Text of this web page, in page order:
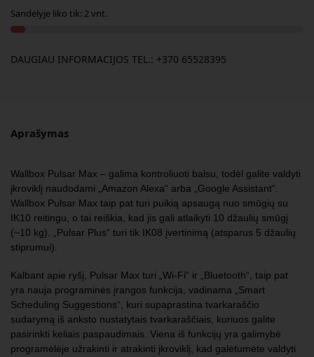
Sandėlyje liko tik: 2 vnt.
DAUGIAU INFORMACIJOS TEL.: +370 65528395
Aprašymas
Wallbox Pulsar Max – galima kontroliuoti balsu, todėl galite valdyti
įkroviklį naudodami „Amazon Alexa“ arba „Google Assistant“.
Wallbox Pulsar Max taip pat turi puikią apsaugą nuo smūgių su
IK10 reitingu, o tai reiškia, kad jis gali atlaikyti 10 džaulių smūgį
(~10 kg). „Pulsar Plus“ turi tik IK08 įvertinimą (atsparus 5 džaulių
stiprumui).
Kalbant apie ryšį, Pulsar Max turi „Wi-Fi“ ir „Bluetooth“, taip pat
yra nauja programinės įrangos funkcija, vadinama „Smart
Scheduling Suggestions“, kuri supaprastina tvarkaraščio
sudarymą iš anksto nustatytais tvarkaraščiais, kuriuos galite
pasirinkti keliais paspaudimais. Viena iš funkcijų yra galimybė
programėlėje užrakinti ir atrakinti įkroviklį, kad galėtumėte valdyti